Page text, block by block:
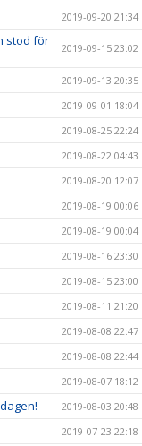
2019-09-20 21:34
stod för
2019-09-15 23:02
2019-09-13 20:35
2019-09-01 18:04
2019-08-25 22:24
2019-08-22 04:43
2019-08-20 12:07
2019-08-19 00:06
2019-08-19 00:04
2019-08-16 23:30
2019-08-15 23:00
2019-08-11 21:20
2019-08-08 22:47
2019-08-08 22:44
2019-08-07 18:12
2019-08-03 20:48
2019-07-23 22:18